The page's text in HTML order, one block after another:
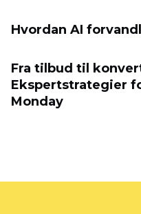
Hvordan AI
Fra tilbud til
Ekspertstrategier
​​Monday